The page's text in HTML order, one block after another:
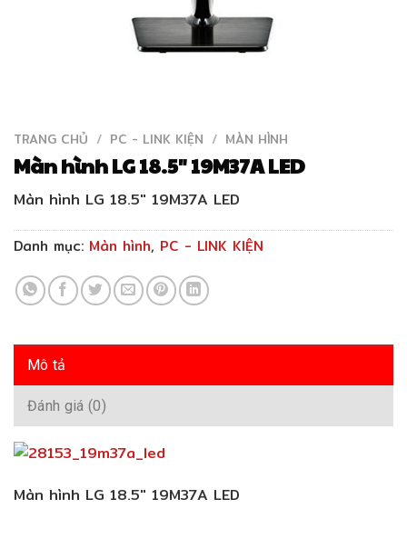
TRANG CHỦ / PC - LINK KIỆN / MÀN HÌNH
Màn hình LG 18.5″ 19M37A LED
Màn hình LG 18.5″ 19M37A LED
Danh mục: Màn hình, PC - LINK KIỆN
Mô tả
Đánh giá (0)
Màn hình LG 18.5″ 19M37A LED